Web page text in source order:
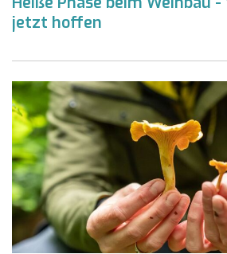
jetzt hoffen